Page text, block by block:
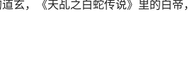
玄，《天乩之白蛇传说》里的白帝